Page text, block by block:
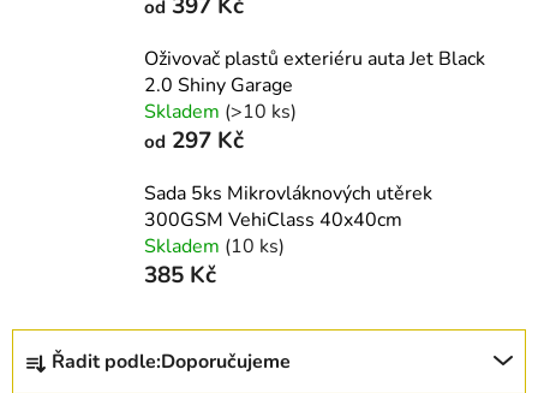
od
Oživovač plastů exteriéru auta Jet Black
2.0 Shiny Garage
Skladem (>10 ks)
od 297 Kč
Sada 5ks Mikrovláknových utěrek
300GSM VehiClass 40x40cm
Skladem (10 ks)
385 Kč
Ř
Řadit podle:Doporučujeme